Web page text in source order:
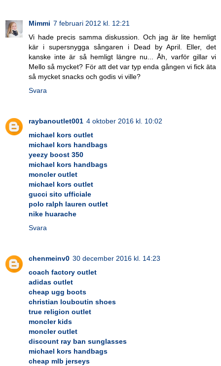
Mimmi 7 februari 2012 kl. 12:21
Vi hade precis samma diskussion. Och jag är lite hemligt
kär i supersnygga sångaren i Dead by April. Eller, det
kanske inte är så hemligt längre nu... Åh, varför gillar vi
Mello så mycket? För att det var typ enda gången vi fick äta
så mycket snacks och godis vi ville?
Svara
raybanoutlet001 4 oktober 2016 kl. 10:02
michael kors outlet
michael kors handbags
yeezy boost 350
michael kors handbags
moncler outlet
michael kors outlet
gucci sito ufficiale
polo ralph lauren outlet
nike huarache
Svara
chenmeinv0 30 december 2016 kl. 14:23
coach factory outlet
adidas outlet
cheap ugg boots
christian louboutin shoes
true religion outlet
moncler kids
moncler outlet
discount ray ban sunglasses
michael kors handbags
cheap mlb jerseys